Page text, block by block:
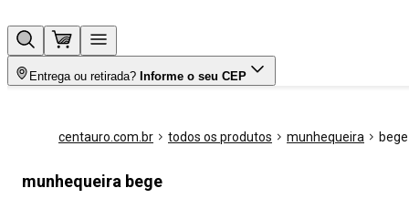
Entrega ou retirada? Informe o seu CEP
centauro.com.br todos os produtos munhequeira bege
munhequeira bege